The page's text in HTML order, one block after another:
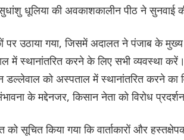
धूलिया की अवकाशकालीन पीठ ने सुनवाई
पर उठाया गया, जिसमें अदालत ने पंजाब के
में स्थानांतरित करने के लिए सभी व्यवस्था
डल्लेवाल को अस्पताल में स्थानांतरित करने
के मद्देनजर, किसान नेता को विरोध
सूचित किया गया कि वार्ताकारों और